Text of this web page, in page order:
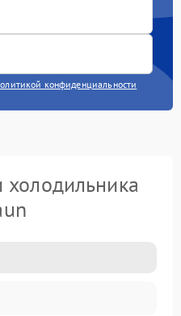
конфиденциальности
холодильника